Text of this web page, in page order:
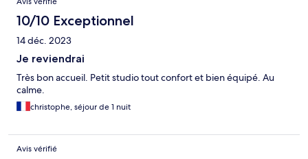
10/10 Exceptionnel
14 déc. 2023
Je reviendrai
Très bon accueil. Petit studio tout confort et bien équipé. Au
calme.
christophe, séjour de 1 nuit
Avis vérifié